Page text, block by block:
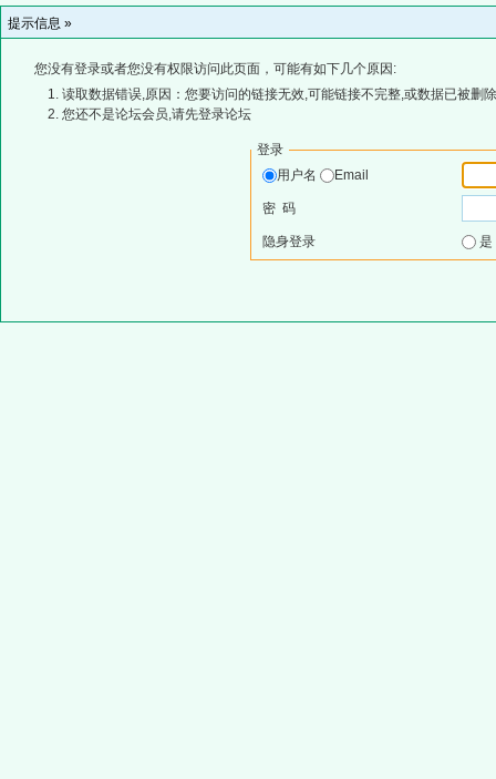
提示信息 »
您没有登录或者您没有权限访问此页面，可能有如下几个原因:
读取数据错误,原因：您要访问的链接无效,可能链接不完整,或数据已被删
您还不是论坛会员,请先登录论坛
登录
用户名
Email
密 码
隐身登录